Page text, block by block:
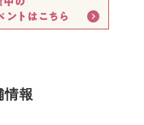
情報